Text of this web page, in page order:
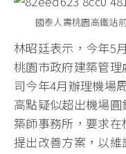
國泰人壽桃園高鐵站
林昭廷表示，今年5
桃園市政府建築管
司今年4月辦理機場
高點疑似超出機場
築師事務所，要求
提出改善方案，以維